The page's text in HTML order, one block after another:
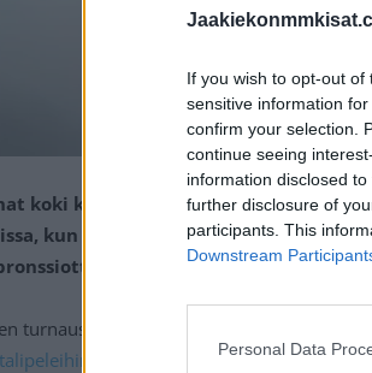
If you wish to opt-out
sensitive information
confirm your selection.
continue seeing
information disclosed
further disclosure of
participants. This
Downstream
Personal Data
koki kirvelevän tappion myöhään
kun Kanada kaatoi Suomen
turnaus alle 18-vuotiaiden naisten MM-
sijoittumalla lohkossa toiseksi.